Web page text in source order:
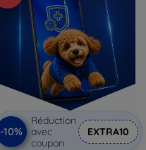
-10%
Réduction
avec
coupon
EXTRA10